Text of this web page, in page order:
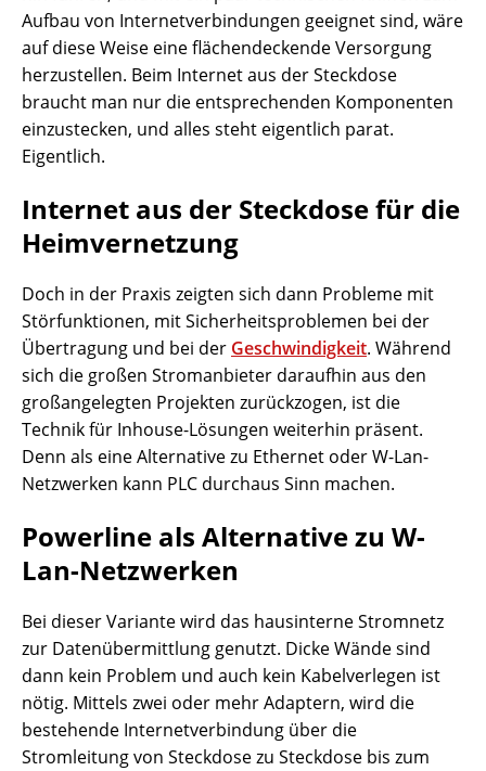
Aufbau von Internetverbindungen geeignet sind, wäre
auf diese Weise eine flächendeckende Versorgung
herzustellen. Beim Internet aus der Steckdose
braucht man nur die entsprechenden Komponenten
einzustecken, und alles steht eigentlich parat.
Eigentlich.
Internet aus der Steckdose für die
Heimvernetzung
Doch in der Praxis zeigten sich dann Probleme mit
Störfunktionen, mit Sicherheitsproblemen bei der
Übertragung und bei der Geschwindigkeit. Während
sich die großen Stromanbieter daraufhin aus den
großangelegten Projekten zurückzogen, ist die
Technik für Inhouse-Lösungen weiterhin präsent.
Denn als eine Alternative zu Ethernet oder W-Lan-
Netzwerken kann PLC durchaus Sinn machen.
Powerline als Alternative zu W-
Lan-Netzwerken
Bei dieser Variante wird das hausinterne Stromnetz
zur Datenübermittlung genutzt. Dicke Wände sind
dann kein Problem und auch kein Kabelverlegen ist
nötig. Mittels zwei oder mehr Adaptern, wird die
bestehende Internetverbindung über die
Stromleitung von Steckdose zu Steckdose bis zum